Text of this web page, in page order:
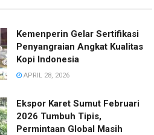
Kemenperin Gelar Sertifikasi
Penyangraian Angkat Kualitas
Kopi Indonesia
APRIL 28, 2026
Ekspor Karet Sumut Februari
2026 Tumbuh Tipis,
Permintaan Global Masih